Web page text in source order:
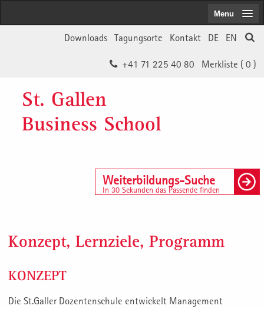
EN
DE
Kontakt
Tagungsorte
Downloads
Merkliste ( 0 )
+41 71 225 40 80
St. Gallen
Business School
Weiterbildungs-Suche
In 30 Sekunden das Passende finden
Menu
Konzept, Lernziele, Programm
KONZEPT
Die St.Galler Dozentenschule entwickelt Management